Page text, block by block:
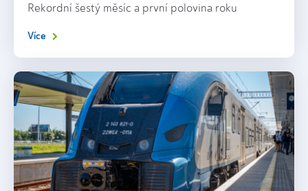
Rekordní šestý měsíc a první polovina roku
Více